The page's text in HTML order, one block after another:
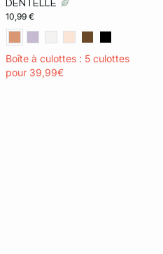
DENTELLE
10,99 €
Boîte à culottes : 5 culottes
pour 39,99€